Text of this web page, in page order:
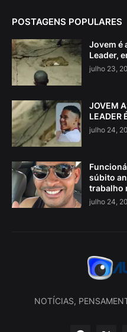
POSTAGENS POPULARES
Jovem é
Leader,
julho 23,
JOVEM
LEADER
julho 24,
súbito
trabalho
julho 24,
NOTÍCIAS,